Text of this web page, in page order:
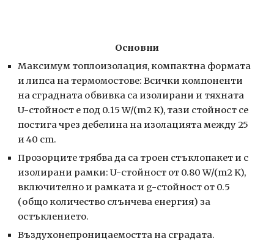
Основни
Максимум топлоизолация, компактнa формата
и липса на термомостове: Всички компоненти
на сградната обвивка са изолирани и тяхната
U-стойност е под 0.15 W/(m2 K), тази стойност се
постига чрез дебелина на изолацията между 25
и 40 cm.
Прозорците трябва да са троен стъклопакет и с
изолирани рамки: U-стойност от 0.80 W/(m2 K),
включително и рамката и g-стойност от 0.5
(общо количество слънчева енергия) за
остъклението.
Въздухонепроницаемостта на сградата.